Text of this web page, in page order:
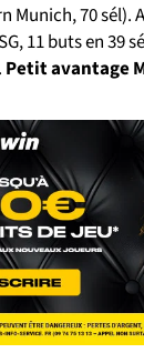
Munich, 70 sél).
11 buts en 39
Petit avantage